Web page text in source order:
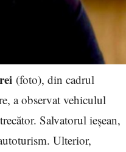
(foto), din cadrul
a observat vehiculul
Salvatorul ieșean,
Ulterior,